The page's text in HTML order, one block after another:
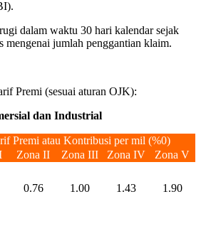
dalam waktu 30 hari kalendar sejak
mengenai jumlah penggantian klaim.
Premi (sesuai aturan OJK):
dan Industrial
Premi atau Kontribusi per mil (%0)
Zona II Zona III Zona IV
Zona V
0.76 1.00 1.43 1.90